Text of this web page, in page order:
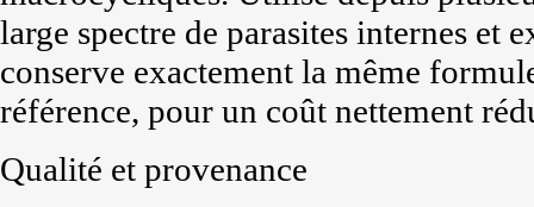
large spectre de parasites internes et
conserve exactement la même
référence, pour un coût nettement
Qualité et provenance